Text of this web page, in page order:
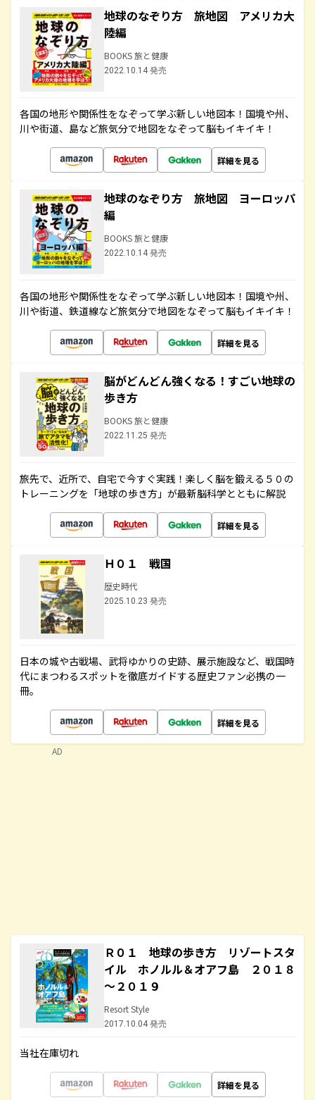
地球のなぞり方 旅地図 アメリカ大
陸編
BOOKS 旅と健康
2022.10.14 発売
各国の地形や関係性をなぞって学ぶ新しい地図本！国境や州、
川や街道、島など旅気分で地図をなぞって脳もイキイキ！
詳細を見る
地球のなぞり方 旅地図 ヨーロッパ
編
BOOKS 旅と健康
2022.10.14 発売
各国の地形や関係性をなぞって学ぶ新しい地図本！国境や州、
川や街道、鉄道線など旅気分で地図をなぞって脳もイキイキ！
詳細を見る
脳がどんどん強くなる！すごい地球の
歩き方
BOOKS 旅と健康
2022.11.25 発売
旅先で、近所で、自宅で今すぐ実践！楽しく脳を鍛える５０の
トレーニングを「地球の歩き方」が最新脳科学とともに解説
詳細を見る
Ｈ０１ 戦国
歴史時代
2025.10.23 発売
日本の城や古戦場、武将ゆかりの史跡、展示施設など、戦国時
代にまつわるスポットを徹底ガイドする歴史ファン必携の一
冊。
詳細を見る
Ｒ０１ 地球の歩き方 リゾートスタ
イル ホノルル＆オアフ島 ２０１８
～２０１９
Resort Style
2017.10.04 発売
当社在庫切れ
詳細を見る
AD